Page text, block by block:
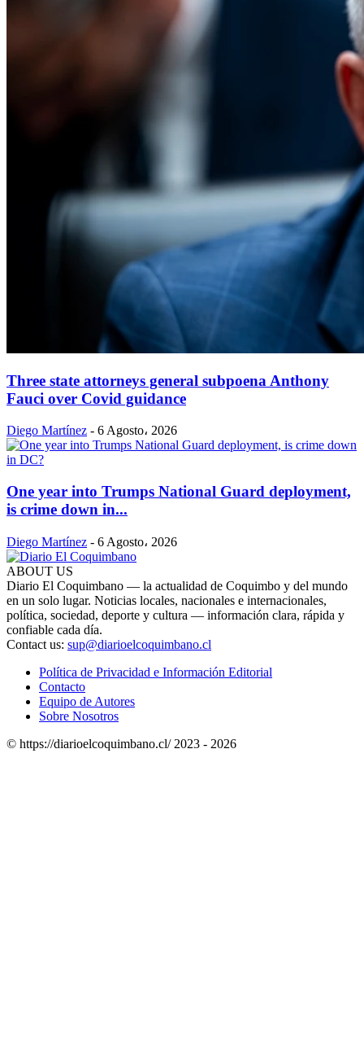
Three state attorneys general subpoena Anthony
Fauci over Covid guidance
Diego Martínez - 6 Agosto، 2026
One year into Trumps National Guard deployment,
is crime down in...
Diego Martínez - 6 Agosto، 2026
ABOUT US
Diario El Coquimbano — la actualidad de Coquimbo y del mundo
en un solo lugar. Noticias locales, nacionales e internacionales,
política, sociedad, deporte y cultura — información clara, rápida y
confiable cada día.
Contact us: sup@diarioelcoquimbano.cl
Política de Privacidad e Información Editorial
Contacto
Equipo de Autores
Sobre Nosotros
© https://diarioelcoquimbano.cl/ 2023 - 2026